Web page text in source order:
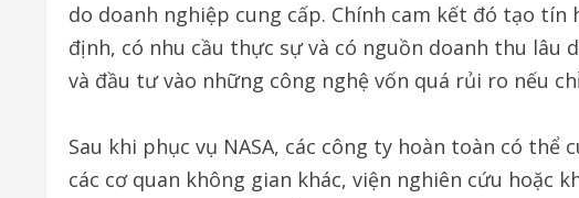
do doanh nghiệp cung cấp. Chính cam kết đó tạo
định, có nhu cầu thực sự và có nguồn doanh thu
và đầu tư vào những công nghệ vốn quá rủi ro nếu
Sau khi phục vụ NASA, các công ty hoàn toàn có
các cơ quan không gian khác, viện nghiên cứu hoặc